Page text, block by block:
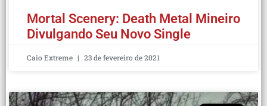
Mortal Scenery: Death Metal Mineiro
Divulgando Seu Novo Single
Caio Extreme 23 de fevereiro de 2021